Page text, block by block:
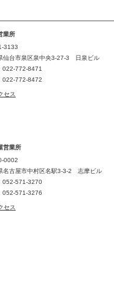
業所
3133
仙台市泉区泉中央3-27-3 日泉ビル
022-772-8471
022-772-8472
セス
営業所
0002
名古屋市中村区名駅3-3-2 志摩ビル
052-571-3270
052-571-3276
セス